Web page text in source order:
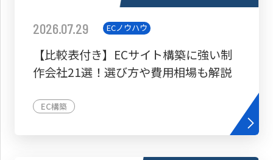
2026.07.29 ECノウハウ
【比較表付き】ECサイト構築に強い制
作会社21選！選び方や費用相場も解説
EC構築